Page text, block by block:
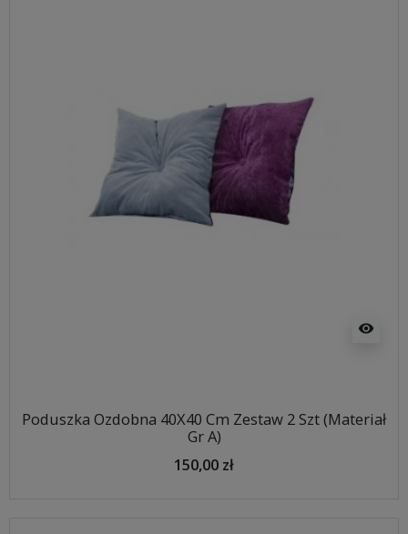
visibility
Poduszka Ozdobna 40X40 Cm Zestaw 2 Szt (Materiał
Gr A)
150,00 zł